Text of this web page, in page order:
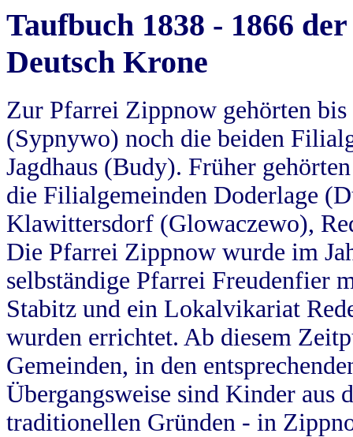
Taufbuch 1838 - 1866
Deutsch Krone
Zur Pfarrei Zippnow gehörten
(Sypnywo) noch die beiden
Jagdhaus (Budy). Früher
die Filialgemeinden Doderlage
Klawittersdorf (Glowaczewo),
Die Pfarrei Zippnow wurde im
selbständige Pfarrei Freudenfier
Stabitz und ein Lokalvikariat
wurden errichtet. Ab diesem
Gemeinden, in den
Übergangsweise sind Kinder aus
traditionellen Gründen - in